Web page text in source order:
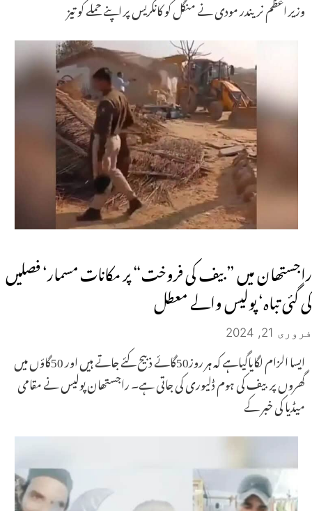
وزیر اعظم نریندر مودی نے منگل کو کانگریس پر اپنے حملے کو تیز
راجستھان میں ”بیف کی فروخت“ پر مکانات مسمار‘ فصلیں
کی گئی تباہ‘ پولیس والے معطل
فروری 21, 2024
ایسا الزام لگایاگیاہے کہ ہر روز50گائے ذبیح کئے جاتے ہیں اور 50گاؤں میں
گھروں پر بیف کی ہوم ڈلیوری کی جاتی ہے۔ راجستھان پولیس نے مقامی
میڈیا کی خبر کے